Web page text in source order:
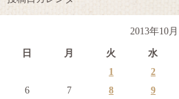
2013年10月
日 月 火 水
1
2
6
7 8 9